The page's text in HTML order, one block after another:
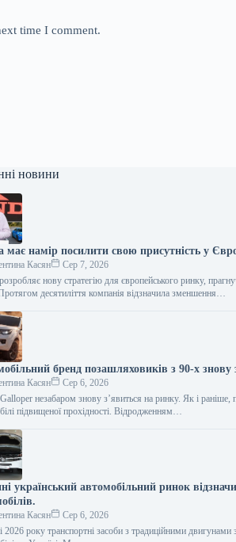
time I comment.
новини
має намір посилити свою присутність у
Касян
Сер 7, 2026
нову стратегію для європейського ринку,
десятиліття компанія відзначила зменшення…
бренд позашляховиків з 90-х знову
Касян
Сер 6, 2026
незабаром знову з’явиться на ринку. Як і
підвищеної прохідності. Відродженням…
український автомобільний ринок
Касян
Сер 6, 2026
2026 року транспортні засоби з традиційними двигунами